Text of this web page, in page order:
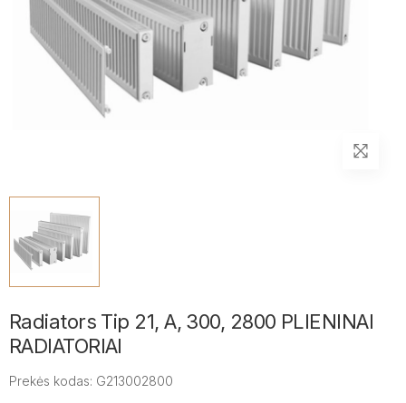
Radiators Tip 21, A, 300, 2800 PLIENINAI
RADIATORIAI
Prekės kodas: G213002800